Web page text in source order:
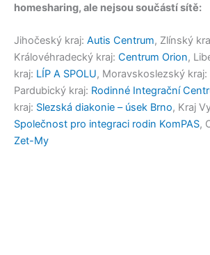
homesharing, ale nejsou součástí sítě:
Jihočeský kraj: Autis Centrum, Zlínský
Královéhradecký kraj: Centrum Orion,
kraj: LÍP A SPOLU, Moravskoslezský kraj:
Pardubický kraj: Rodinné Integrační
kraj: Slezská diakonie – úsek Brno, Kraj
Společnost pro integraci rodin KomPAS,
Zet-My